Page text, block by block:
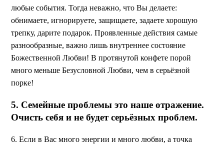
любые события. Тогда неважно, что Вы делаете:
обнимаете, игнорируете, защищаете, задаете хорошую
трепку, дарите подарок. Проявленные действия самые
разнообразные, важно лишь внутреннее состояние
Божественной Любви! В протянутой конфете порой
много меньше Безусловной Любви, чем в серьёзной
порке!
5. Семейные проблемы это наше отражение.
Очисть себя и не будет серьёзных проблем.
6. Если в Вас много энергии и много любви, а точка